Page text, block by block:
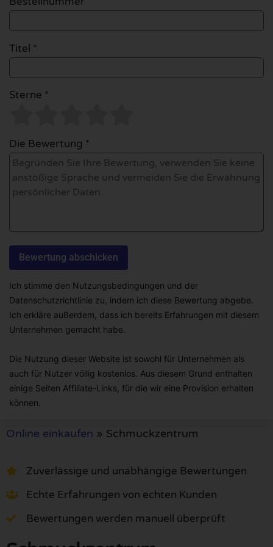
Titel *
Sterne *
Die Bewertung *
Ich stimme den Nutzungsbedingungen und der
Datenschutzrichtlinie zu, indem ich diese Bewertung abgebe.
Ich erkläre außerdem, dass ich bereits Erfahrungen mit diesem
Unternehmen gemacht habe.
Die Nutzung dieser Website ist sowohl für Unternehmen als
auch für Nutzer völlig kostenlos. Aus diesem Grund enthalten
einige Seiten Affiliate-Links, für die wir eine Provision erhalten
können.
Online einkaufen » Schmuckzentrum
Zuverlässige und unabhängige Bewertungen
Echte Erfahrungen von echten Kunden
Bewertungen werden manuell überprüft